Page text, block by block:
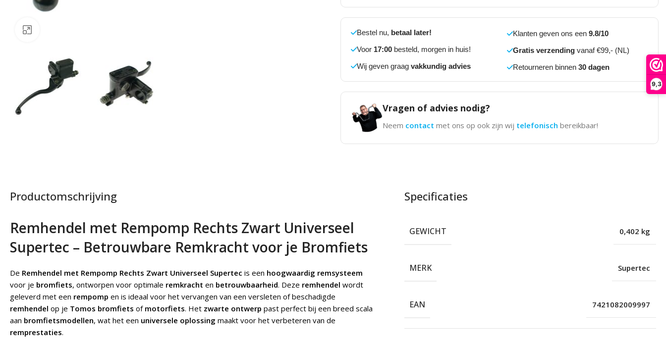
9,3
Bestel nu, betaal later!
Voor 17:00besteld, morgen in huis!
Wij geven graag vakkundig advies
Klanten geven ons een 9.8/10
Gratis verzendingvanaf €99,- (NL)
Retourneren binnen 30 dagen
Vragen of advies nodig?
Neem contact met ons op ook zijn wij telefonisch bereikbaar!
Productomschrijving
Remhendel met Rempomp Rechts Zwart Universeel
Supertec – Betrouwbare Remkracht voor je Bromfiets
De Remhendel met Rempomp Rechts Zwart Universeel Supertec is een hoogwaardig remsysteem
voor je bromfiets, ontworpen voor optimale remkracht en betrouwbaarheid. Deze remhendel wordt
geleverd met een rempomp en is ideaal voor het vervangen van een versleten of beschadigde
remhendel op je Tomos bromfiets of motorfiets. Het zwarte ontwerp past perfect bij een breed scala
aan bromfietsmodellen, wat het een universele oplossing maakt voor het verbeteren van de
remprestaties.
Specificaties
GEWICHT 0,402 kg
MERK Supertec
EAN 7421082009997